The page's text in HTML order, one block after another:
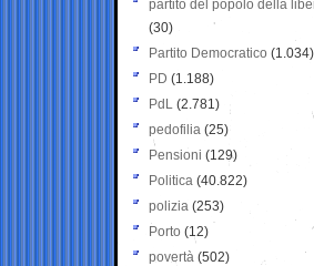
partito del popolo della
(30)
Partito Democratico (1.034)
PD (1.188)
PdL (2.781)
pedofilia (25)
Pensioni (129)
Politica (40.822)
polizia (253)
Porto (12)
povertà (502)